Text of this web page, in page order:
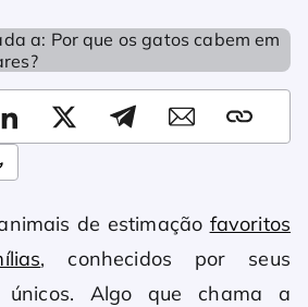
de estimação favoritos
, conhecidos por seus
únicos. Algo que chama a